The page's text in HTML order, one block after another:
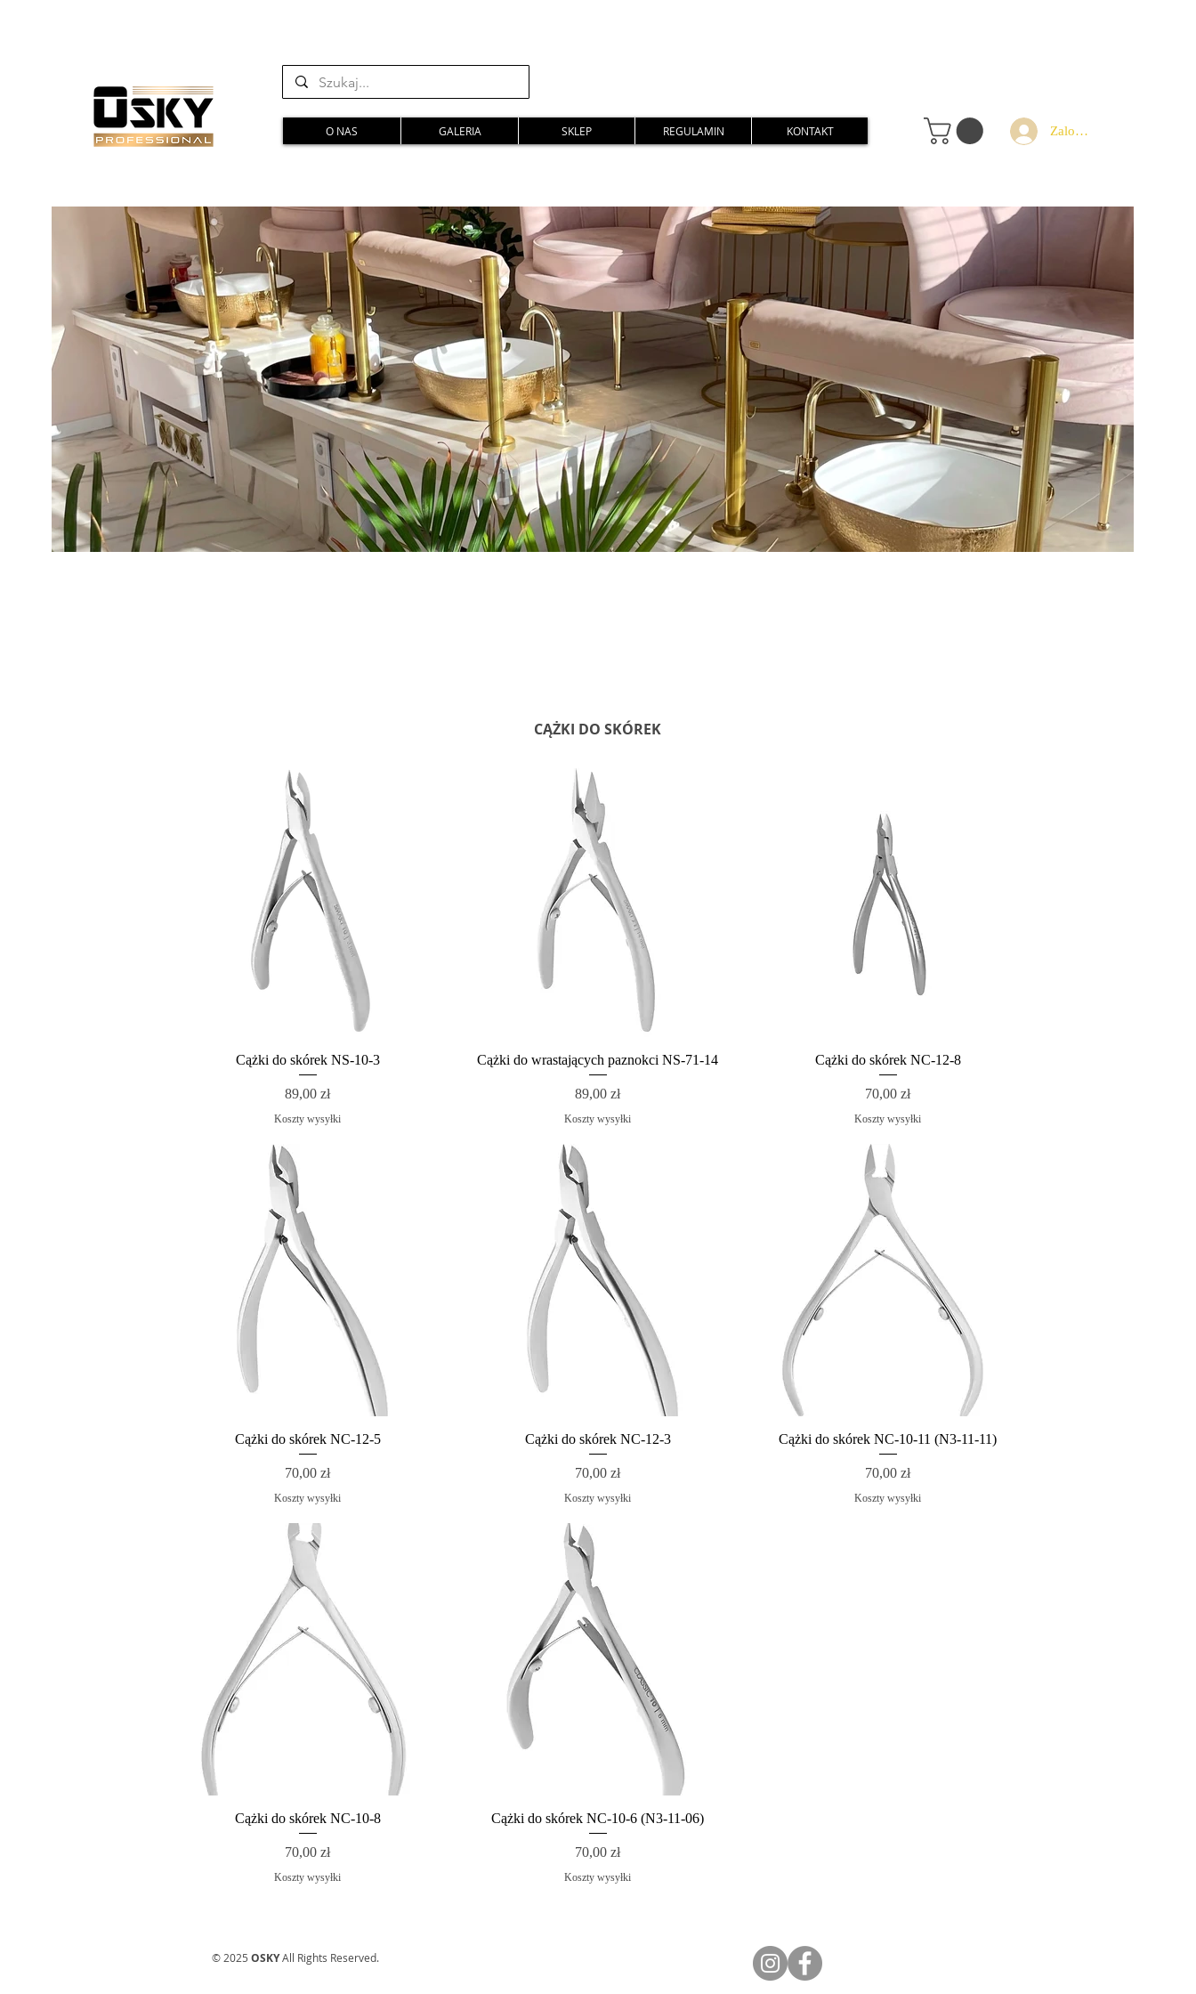
O NAS GALERIA SKLEP REGULAMIN KONTAKT Zaloguj
CĄŻKI DO SKÓREK
Cążki do skórek NS-10-3
Cena
89,00 zł
Koszty wysyłki
Cążki do wrastających paznokci NS-71-14
Cena
89,00 zł
Koszty wysyłki
Cążki do skórek NC-12-8
Cena
70,00 zł
Koszty wysyłki
Cążki do skórek NC-12-5
Cena
70,00 zł
Koszty wysyłki
Cążki do skórek NC-12-3
Cena
70,00 zł
Koszty wysyłki
Cążki do skórek NC-10-11 (N3-11-11)
Cena
70,00 zł
Koszty wysyłki
Cążki do skórek NC-10-8
Cena
70,00 zł
Koszty wysyłki
Cążki do skórek NC-10-6 (N3-11-06)
Cena
70,00 zł
Koszty wysyłki
© 2025 OSKYAll Rights Reserved.